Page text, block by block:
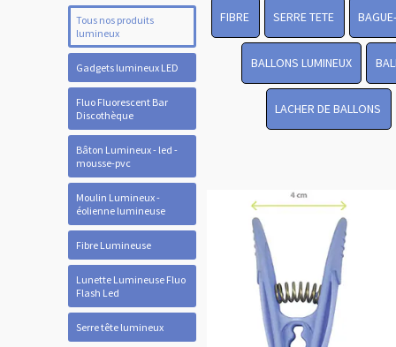
Tous nos produits
lumineux
Gadgets lumineux LED
Fluo Fluorescent Bar
Discothèque
Bâton Lumineux - led -
mousse-pvc
Moulin Lumineux -
éolienne lumineuse
Fibre Lumineuse
Lunette Lumineuse Fluo
Flash Led
Serre tête lumineux
FIBRE SERRE TETE
BALLONS LUMINEUX
LACHER DE BALLONS